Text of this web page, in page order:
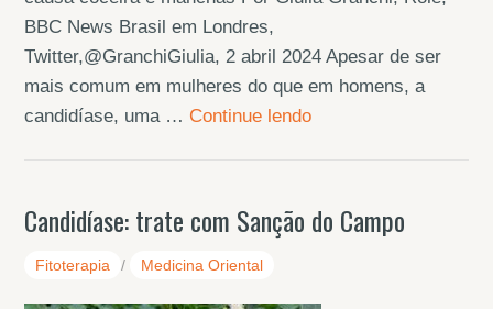
BBC News Brasil em Londres,
Twitter,@GranchiGiulia, 2 abril 2024 Apesar de ser
mais comum em mulheres do que em homens, a
candidíase, uma … Continue lendo
Candidíase: trate com Sanção do Campo
Fitoterapia / Medicina Oriental